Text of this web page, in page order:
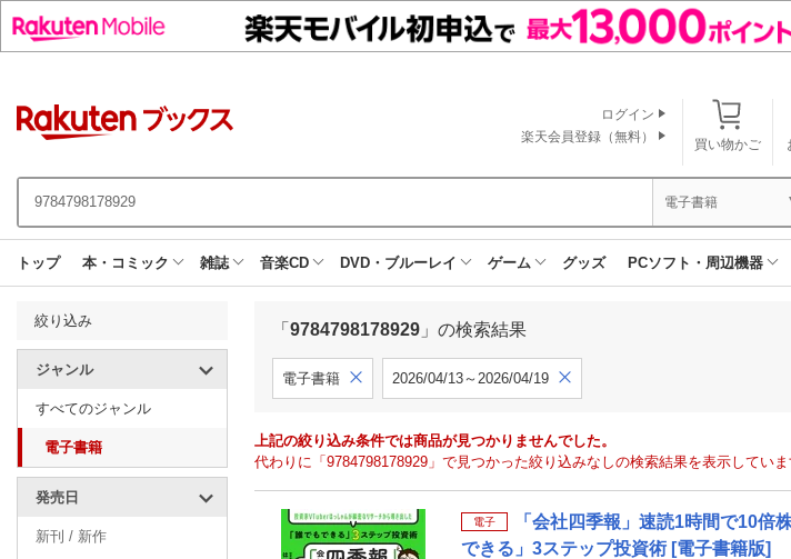
買い物かご
ログイン
楽天会員登録（無料）
電子書籍
トップ 本・コミック 雑誌 音楽CD DVD・ブルーレイ ゲーム グッズ PCソフト・周辺機器
絞り込み
ジャンル
すべてのジャンル
電子書籍
発売日
新刊 / 新作
「 9784798178929 」の検索結果
電子書籍 2026/04/13～2026/04/19
上記の絞り込み条件では商品が見つかりませんでした。
代わりに「9784798178929」で見つかった絞り込みなしの検索結果を表示していま
電子
「会社四季報」速読1時間で10
できる」3ステップ投資術 [電子書籍版]